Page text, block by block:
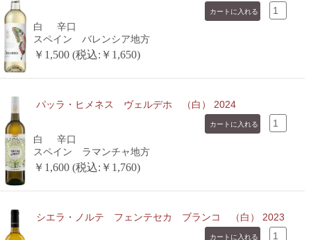
白
辛口
スペイン バレンシア地方
￥1,500 (税込:￥1,650)
パッラ・ヒメネス ヴェルデホ （白） 2024
白
辛口
スペイン ラマンチャ地方
￥1,600 (税込:￥1,760)
シエラ・ノルテ フェンテセカ ブランコ （白） 2023